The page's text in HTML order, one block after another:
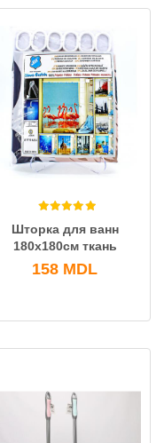
Шторка для ванн
180х180см ткань
158 MDL